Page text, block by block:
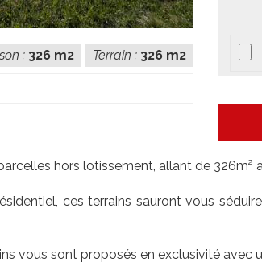
Terrain : 326 m2
: 326 m2
hors lotissement, allant de 326m²
ces terrains sauront vous
vous sont proposés en exclusivité avec